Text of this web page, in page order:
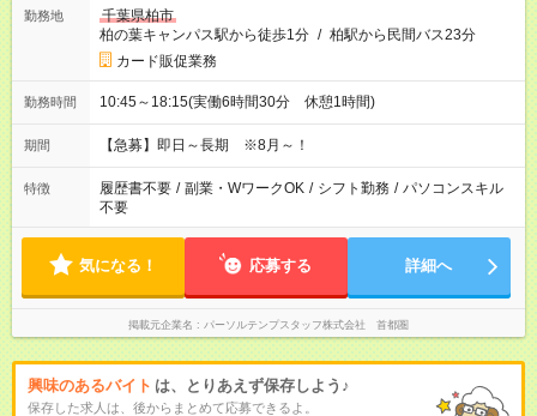
勤務地
千葉県柏市
柏の葉キャンパス駅から徒歩1分 / 柏駅から民間バス23分
カード販促業務
勤務時間 10:45～18:15(実働6時間30分 休憩1時間)
期間 【急募】即日～長期 ※8月～！
特徴 履歴書不要 / 副業・WワークOK / シフト勤務 / パソコンスキル
不要
気になる！ 応募する 詳細へ
掲載元企業名 パーソルテンプスタッフ株式会社 首都圏
興味のあるバイト は、とりあえず保存しよう♪
保存した求人は、後からまとめて応募できるよ。